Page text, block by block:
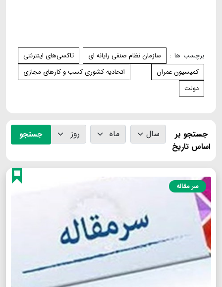
برچسب ها : سازمان نظام صنفی رایانه‌ ای
تاکسی‌های اینترنتی
کمیسیون عمران
اتحادیه کشوری کسب و کارهای مجازی
دولت
جستجو بر
اساس تاریخ
جستجو
سر مقاله